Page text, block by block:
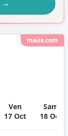
→
maiia.com
Ven
17 Oct
Sam
18 Oct